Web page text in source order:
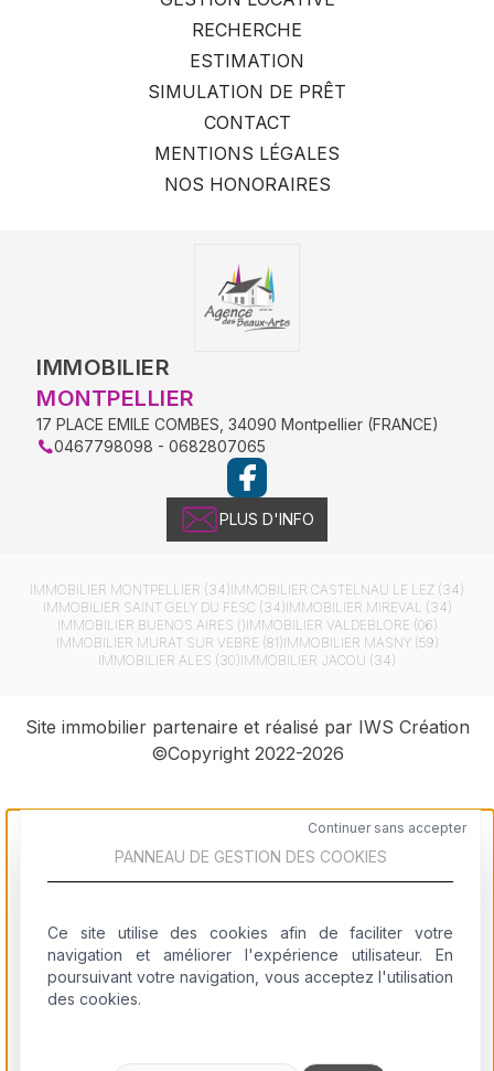
RECHERCHE
ESTIMATION
SIMULATION DE PRÊT
CONTACT
MENTIONS LÉGALES
NOS HONORAIRES
IMMOBILIER
MONTPELLIER
17 PLACE EMILE COMBES ,34090 Montpellier (FRANCE)
0467798098 - 0682807065
PLUS D'INFO
IMMOBILIER MONTPELLIER (34)IMMOBILIER CASTELNAU LE LEZ (34)
IMMOBILIER SAINT GELY DU FESC (34)IMMOBILIER MIREVAL (34)
IMMOBILIER BUENOS AIRES ()IMMOBILIER VALDEBLORE (06)
IMMOBILIER MURAT SUR VEBRE (81)IMMOBILIER MASNY (59)
IMMOBILIER ALES (30)IMMOBILIER JACOU (34)
Site immobilier partenaire et réalisé par IWS Création
©Copyright 2022-2026
Logiciel immobilier
Création de site immobilier
Référencement site immobilier
Continuer sans accepter
PANNEAU DE GESTION DES COOKIES
Ce site utilise des cookies afin de faciliter votre
navigation et améliorer l'expérience utilisateur. En
poursuivant votre navigation, vous acceptez l'utilisation
des cookies.